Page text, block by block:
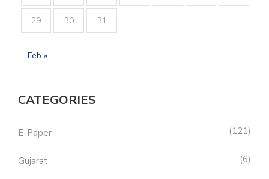
29 30 31
Feb »
CATEGORIES
E-Paper 121
Gujarat 6